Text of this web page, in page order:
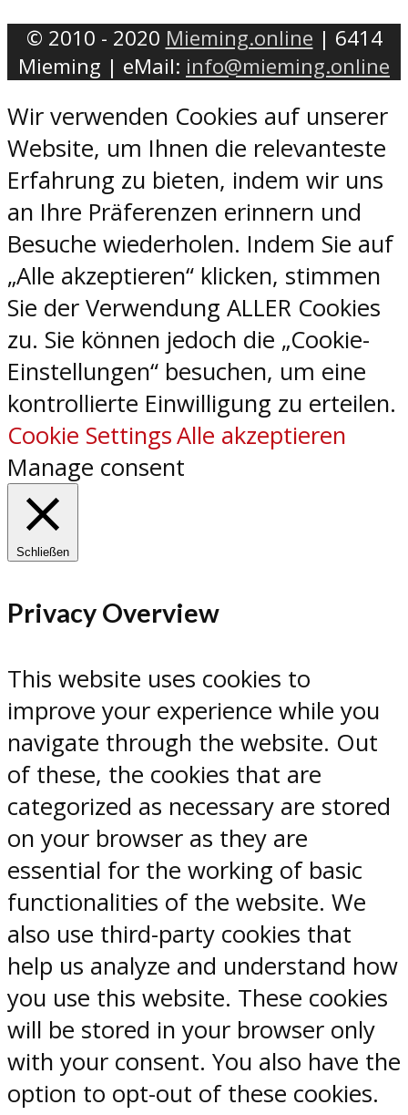
© 2010 - 2020 Mieming.online | 6414
Mieming | eMail: info@mieming.online
Wir verwenden Cookies auf unserer
Website, um Ihnen die relevanteste
Erfahrung zu bieten, indem wir uns
an Ihre Präferenzen erinnern und
Besuche wiederholen. Indem Sie auf
„Alle akzeptieren“ klicken, stimmen
Sie der Verwendung ALLER Cookies
zu. Sie können jedoch die „Cookie-
Einstellungen“ besuchen, um eine
kontrollierte Einwilligung zu erteilen.
Cookie SettingsAlle akzeptieren
Manage consent
Schließen
Privacy Overview
This website uses cookies to
improve your experience while you
navigate through the website. Out
of these, the cookies that are
categorized as necessary are stored
on your browser as they are
essential for the working of basic
functionalities of the website. We
also use third-party cookies that
help us analyze and understand how
you use this website. These cookies
will be stored in your browser only
with your consent. You also have the
option to opt-out of these cookies.